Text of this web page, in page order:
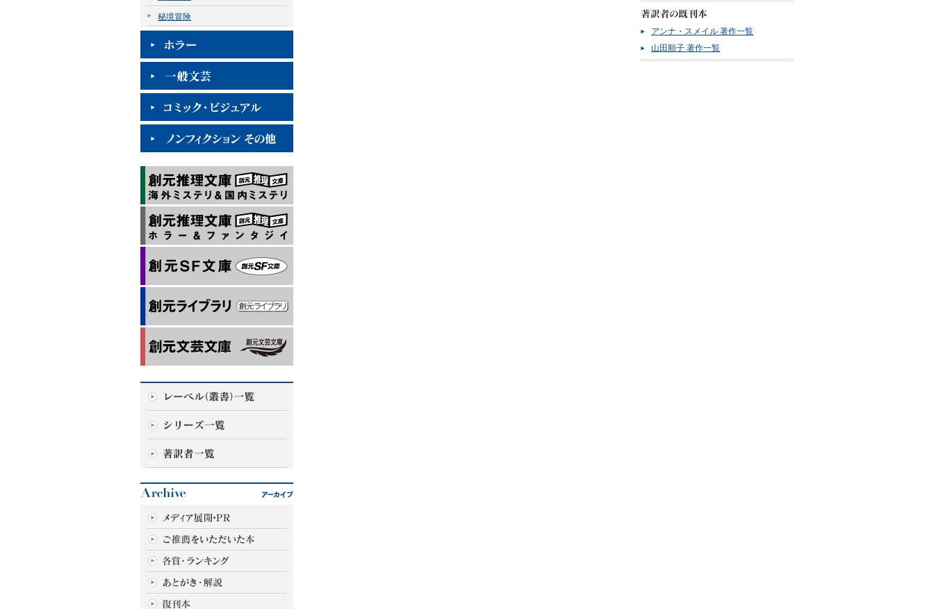
秘境冒険
アンナ・スメイル 著作一覧
山田順子 著作一覧